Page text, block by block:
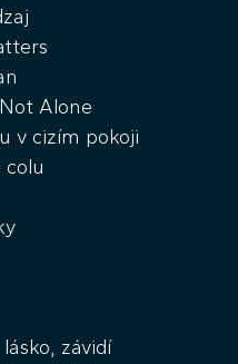
Alone
v cizím pokoji
colu
závidí